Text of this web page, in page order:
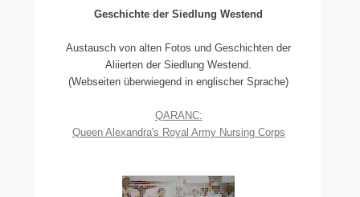
Geschichte der Siedlung Westend
Austausch von alten Fotos und Geschichten der
Aliierten der Siedlung Westend.
(Webseiten überwiegend in englischer Sprache)
QARANC:
Queen Alexandra's Royal Army Nursing Corps